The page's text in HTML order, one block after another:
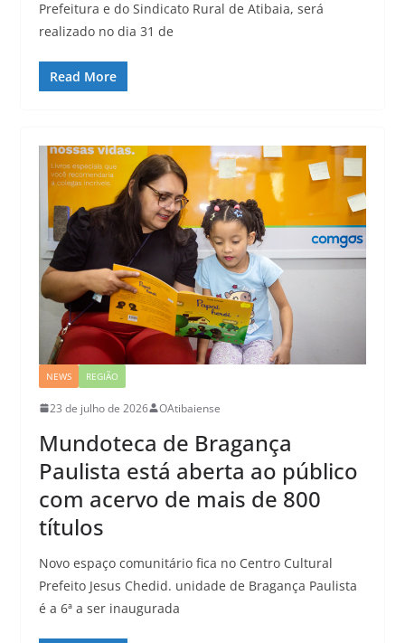
Prefeitura e do Sindicato Rural de Atibaia, será
realizado no dia 31 de
Read More
NEWS REGIÃO
23 de julho de 2026 OAtibaiense
Mundoteca de Bragança
Paulista está aberta ao público
com acervo de mais de 800
títulos
Novo espaço comunitário fica no Centro Cultural
Prefeito Jesus Chedid. unidade de Bragança Paulista
é a 6ª a ser inaugurada